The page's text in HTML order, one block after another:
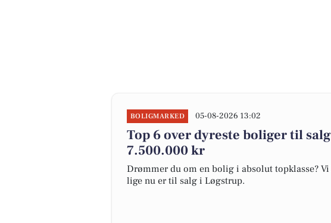
BOLIGMARKED 05-08-2026 13:02
Top 6 over dyreste boliger til
7.500.000 kr
Drømmer du om en bolig i absolut topklasse?
lige nu er til salg i Løgstrup.